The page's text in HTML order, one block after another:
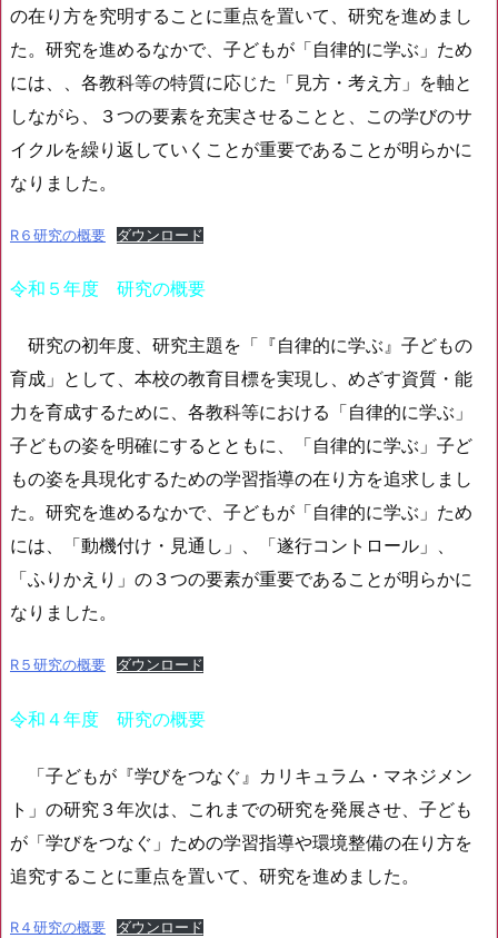
の在り方を究明することに重点を置いて、研究を進めまし
た。研究を進めるなかで、子どもが「自律的に学ぶ」ため
には、、各教科等の特質に応じた「見方・考え方」を軸と
しながら、３つの要素を充実させることと、この学びのサ
イクルを繰り返していくことが重要であることが明らかに
なりました。
R６研究の概要 ダウンロード
令和５年度 研究の概要
研究の初年度、研究主題を「『自律的に学ぶ』子どもの
育成」として、本校の教育目標を実現し、めざす資質・能
力を育成するために、各教科等における「自律的に学ぶ」
子どもの姿を明確にするとともに、「自律的に学ぶ」子ど
もの姿を具現化するための学習指導の在り方を追求しまし
た。研究を進めるなかで、子どもが「自律的に学ぶ」ため
には、「動機付け・見通し」、「遂行コントロール」、
「ふりかえり」の３つの要素が重要であることが明らかに
なりました。
R５研究の概要 ダウンロード
令和４年度 研究の概要
「子どもが『学びをつなぐ』カリキュラム・マネジメン
ト」の研究３年次は、これまでの研究を発展させ、子ども
が「学びをつなぐ」ための学習指導や環境整備の在り方を
追究することに重点を置いて、研究を進めました。
R４研究の概要 ダウンロード